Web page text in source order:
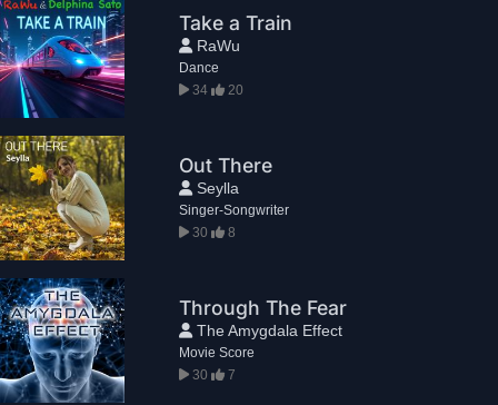
Take a Train
RaWu
Dance
34
20
Out There
Seylla
Singer-Songwriter
30
8
Through The Fear
The Amygdala Effect
Movie Score
30
7